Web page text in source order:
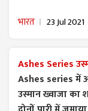
भारत 23 Jul 2021
Ashes Series
Ashes series में
उस्मान ख्वाजा का